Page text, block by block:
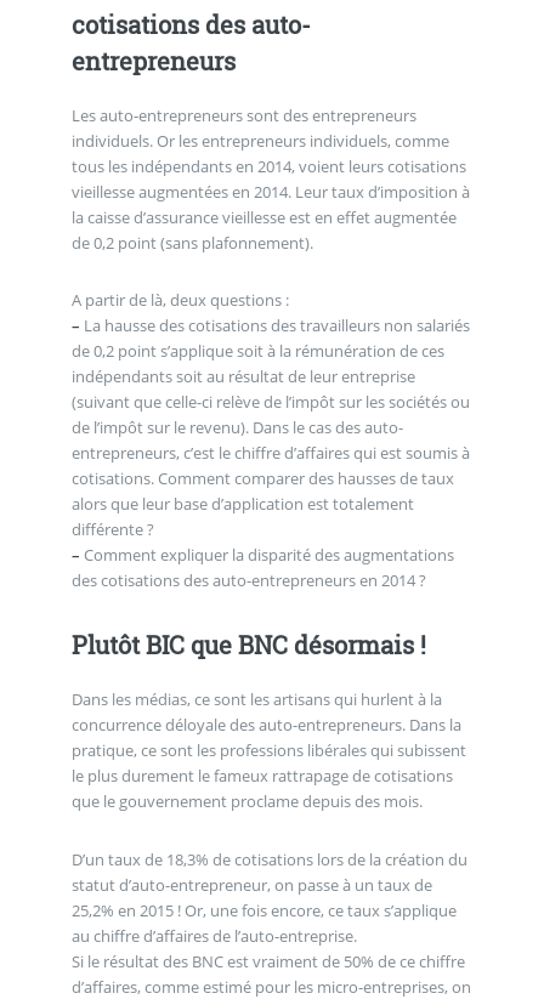
cotisations des auto-
entrepreneurs
Les auto-entrepreneurs sont des entrepreneurs
individuels. Or les entrepreneurs individuels, comme
tous les indépendants en 2014, voient leurs cotisations
vieillesse augmentées en 2014. Leur taux d’imposition à
la caisse d’assurance vieillesse est en effet augmentée
de 0,2 point (sans plafonnement).
A partir de là, deux questions :
– La hausse des cotisations des travailleurs non salariés
de 0,2 point s’applique soit à la rémunération de ces
indépendants soit au résultat de leur entreprise
(suivant que celle-ci relève de l’impôt sur les sociétés ou
de l’impôt sur le revenu). Dans le cas des auto-
entrepreneurs, c’est le chiffre d’affaires qui est soumis à
cotisations. Comment comparer des hausses de taux
alors que leur base d’application est totalement
différente ?
– Comment expliquer la disparité des augmentations
des cotisations des auto-entrepreneurs en 2014 ?
Plutôt BIC que BNC désormais !
Dans les médias, ce sont les artisans qui hurlent à la
concurrence déloyale des auto-entrepreneurs. Dans la
pratique, ce sont les professions libérales qui subissent
le plus durement le fameux rattrapage de cotisations
que le gouvernement proclame depuis des mois.
D’un taux de 18,3% de cotisations lors de la création du
statut d’auto-entrepreneur, on passe à un taux de
25,2% en 2015 ! Or, une fois encore, ce taux s’applique
au chiffre d’affaires de l’auto-entreprise.
Si le résultat des BNC est vraiment de 50% de ce chiffre
d’affaires, comme estimé pour les micro-entreprises, on